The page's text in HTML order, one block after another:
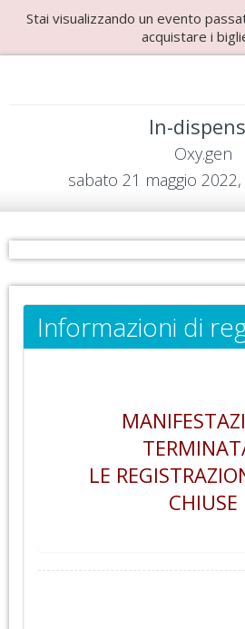
Stai visualizzando un evento
acquistare i
In-
Oxy.gen
sabato 21 maggio
Informazioni di
LE
CHIUSE